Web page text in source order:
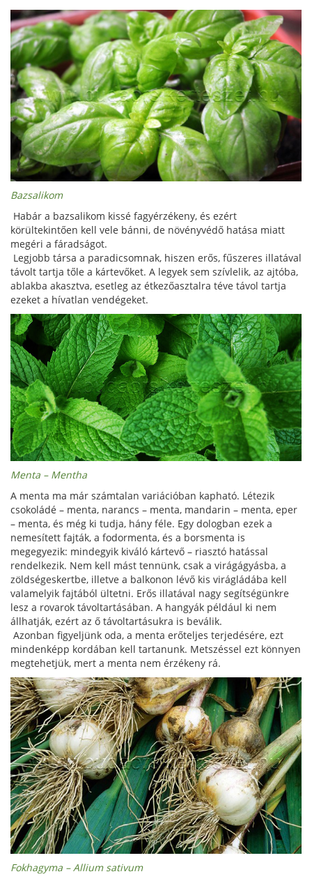
Bazsalikom
Habár a bazsalikom kissé fagyérzékeny, és ezért
körültekintően kell vele bánni, de növényvédő hatása miatt
megéri a fáradságot.
Legjobb társa a paradicsomnak, hiszen erős, fűszeres illatával
távolt tartja tőle a kártevőket. A legyek sem szívlelik, az ajtóba,
ablakba akasztva, esetleg az étkezőasztalra téve távol tartja
ezeket a hívatlan vendégeket.
Menta – Mentha
A menta ma már számtalan variációban kapható. Létezik
csokoládé – menta, narancs – menta, mandarin – menta, eper
– menta, és még ki tudja, hány féle. Egy dologban ezek a
nemesített fajták, a fodormenta, és a borsmenta is
megegyezik: mindegyik kiváló kártevő – riasztó hatással
rendelkezik. Nem kell mást tennünk, csak a virágágyásba, a
zöldségeskertbe, illetve a balkonon lévő kis virágládába kell
valamelyik fajtából ültetni. Erős illatával nagy segítségünkre
lesz a rovarok távoltartásában. A hangyák például ki nem
állhatják, ezért az ő távoltartásukra is beválik.
Azonban figyeljünk oda, a menta erőteljes terjedésére, ezt
mindenképp kordában kell tartanunk. Metszéssel ezt könnyen
megtehetjük, mert a menta nem érzékeny rá.
Fokhagyma – Allium sativum